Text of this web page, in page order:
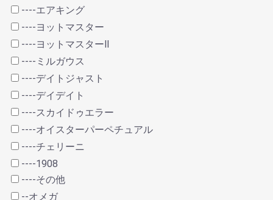
----エアキング
----ヨットマスター
----ヨットマスターⅡ
----ミルガウス
----デイトジャスト
----デイデイト
----スカイドゥエラー
----オイスターパーペチュアル
----チェリーニ
----1908
----その他
--オメガ